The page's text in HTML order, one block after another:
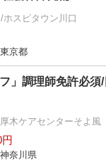
スピタウン川口
京都
」調理師免許必
木ケアセンターそよ風
奈川県